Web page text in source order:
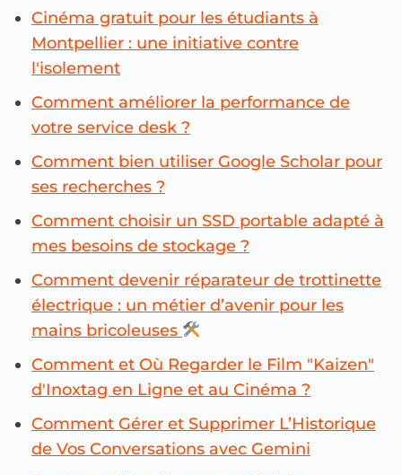
Cinéma gratuit pour les étudiants à
Montpellier : une initiative contre
l'isolement
Comment améliorer la performance de
votre service desk ?
Comment bien utiliser Google Scholar pour
ses recherches ?
Comment choisir un SSD portable adapté à
mes besoins de stockage ?
Comment devenir réparateur de trottinette
électrique : un métier d’avenir pour les
mains bricoleuses
Comment et Où Regarder le Film "Kaizen"
d'Inoxtag en Ligne et au Cinéma ?
Comment Gérer et Supprimer L’Historique
de Vos Conversations avec Gemini